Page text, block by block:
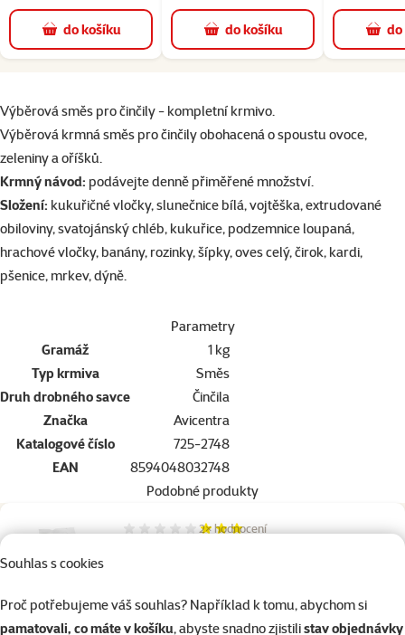
Souhlas s cookies
Proč potřebujeme váš souhlas? Například k tomu, abychom si
pamatovali, co máte v košíku, abyste snadno zjistilistav objednávky
do košíku do košíku
superzoo.product.detail.content
Výběrová směs pro činčily - kompletní krmivo.
Výběrová krmná směs pro činčily obohacená o spoustu ovoce,
zeleniny a oříšků.
Krmný návod: podávejte denně přiměřené množství.
Složení: kukuřičné vločky, slunečnice bílá, vojtěška, extrudované
obiloviny, svatojánský chléb, kukuřice, podzemnice loupaná,
hrachové vločky, banány, rozinky, šípky, oves celý, čirok, kardi,
pšenice, mrkev, dýně.
Parametry
Gramáž
1 kg
Typ krmiva
Směs
Druh drobného savce
Činčila
Značka
Avicentra
Katalogové číslo
725-2748
EAN
8594048032748
Podobné produkty
Hodnocení 60%, počet hodnocení: 2
2×hodnocení
Běžná cena 144 Kč
119 Kč